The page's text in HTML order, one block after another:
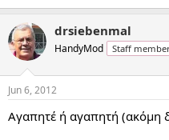
drsiebenmal
HandyMod Staff
Jun 6, 2012
Αγαπητέ ή αγαπητή (ακόμη